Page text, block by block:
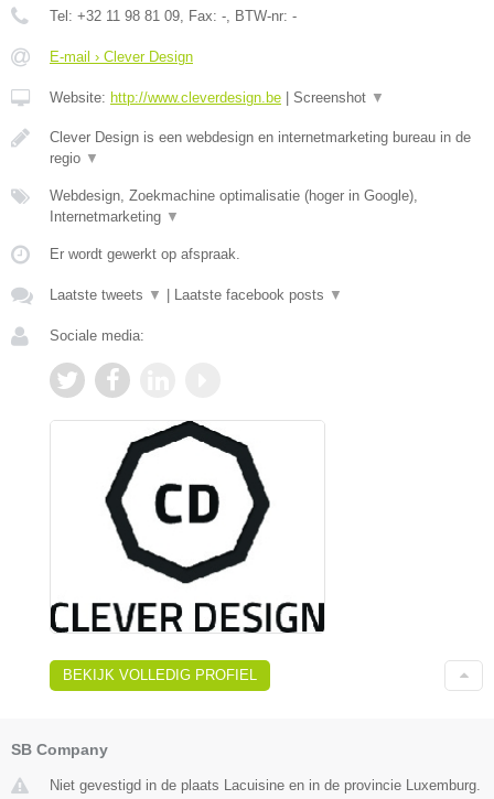
Tel: +32 11 98 81 09, Fax: -, BTW-nr: -
E-mail › Clever Design
Website: http://www.cleverdesign.be Screenshot ▼
Clever Design is een webdesign en internetmarketing bureau in de
regio ▼
Webdesign, Zoekmachine optimalisatie (hoger in Google),
Internetmarketing ▼
Er wordt gewerkt op afspraak.
Laatste tweets ▼ Laatste facebook posts ▼
Sociale media:
BEKIJK VOLLEDIG PROFIEL
SB Company
Niet gevestigd in de plaats Lacuisine en in de provincie Luxemburg.